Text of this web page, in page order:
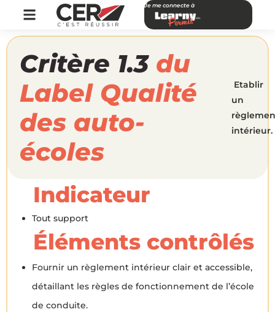
Je me connecte à
Critère 1.3 du
Label Qualité
des auto-
écoles
Etablir
un
intérieur.
Indicateur
Tout support
Éléments contrôlés
Fournir un règlement intérieur clair et accessible,
détaillant les règles de fonctionnement de l’école
de conduite.